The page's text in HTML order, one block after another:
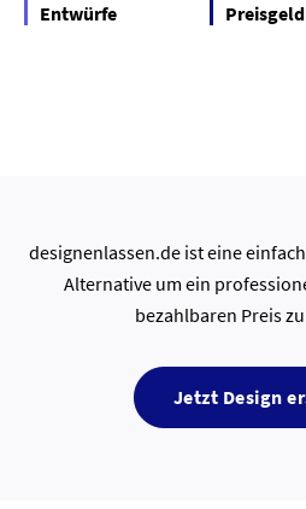
Entwürfe
Preisgeld
designenlassen.de ist eine
Alternative um ein
bezahlbaren Preis
Jetzt Design